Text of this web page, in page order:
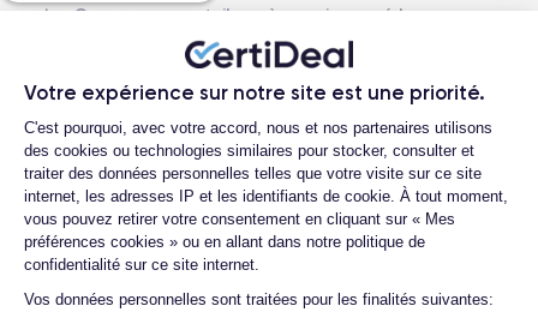
Votre expérience sur notre site est une priorité.
Plateforme de Gestion du
C'est pourquoi, avec votre accord, nous et nos partenaires utilisons
des cookies ou technologies similaires pour stocker, consulter et
traiter des données personnelles telles que votre visite sur ce site
internet, les adresses IP et les identifiants de cookie. À tout moment,
vous pouvez retirer votre consentement en cliquant sur « Mes
préférences cookies » ou en allant dans notre politique de
confidentialité sur ce site internet.
Vos données personnelles sont traitées pour les finalités suivantes:
Axeptio consent
12 Mpx
4K - 3840 x 2160 px Oui, 20W
Batterie
4383 mAh
Type de SIM
Réseau mobile
Que se passe-t-il après avoir passé la
l'expédition ?
Quels sont les délais de livraison ?
Que se passe-t-il si je change d'avis
après avoir acheté/reçu le produit ?
Comment demander un retour ?